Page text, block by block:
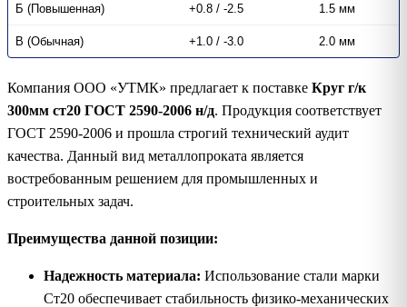
Б (Повышенная) +0.8 / -2.5 1.5 мм
В (Обычная) +1.0 / -3.0 2.0 мм
Компания ООО «УТМК» предлагает к поставке Круг г/к
300мм ст20 ГОСТ 2590-2006 н/д. Продукция соответствует
ГОСТ 2590-2006 и прошла строгий технический аудит
качества. Данный вид металлопроката является
востребованным решением для промышленных и
строительных задач.
Преимущества данной позиции:
Надежность материала: Использование стали марки
Ст20 обеспечивает стабильность физико-механических